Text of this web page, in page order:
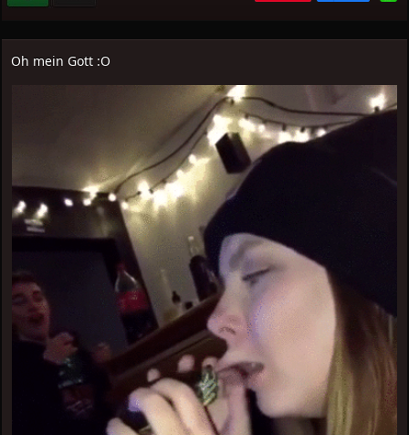
Oh mein Gott :O